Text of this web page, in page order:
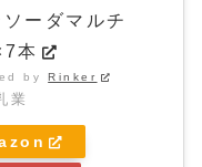
ソーダマルチ
本
byRinker
業